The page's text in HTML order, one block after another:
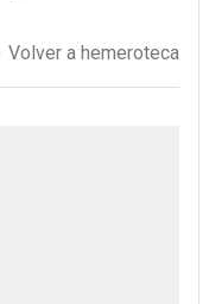
Volver a hemeroteca